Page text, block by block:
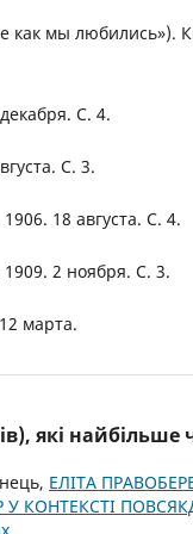
как мы любились»).
С. 4.
С. 3.
18 августа. С. 4.
2 ноября. С. 3.
марта.
які
ЕЛІТА
КОНТЕКСТІ